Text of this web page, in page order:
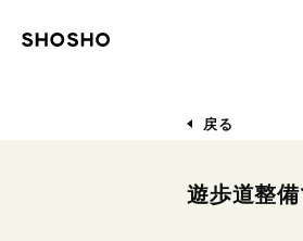
戻る
遊歩道整